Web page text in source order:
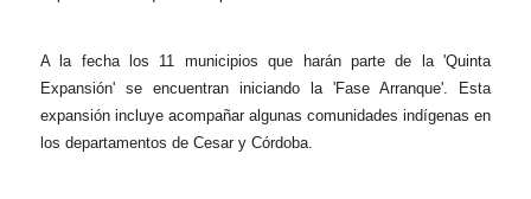
A la fecha los 11 municipios que harán parte de la 'Quinta
Expansión' se encuentran iniciando la 'Fase Arranque'. Esta
expansión incluye acompañar algunas comunidades indígenas en
los departamentos de Cesar y Córdoba.​